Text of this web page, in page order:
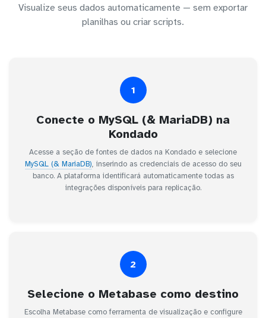
Visualize seus dados automaticamente — sem exportar
planilhas ou criar scripts.
1
Conecte o MySQL (& MariaDB) na
Kondado
Acesse a seção de fontes de dados na Kondado e selecione
MySQL (& MariaDB), inserindo as credenciais de acesso do seu
banco. A plataforma identificará automaticamente todas as
integrações disponíveis para replicação.
2
Selecione o Metabase como destino
Escolha Metabase como ferramenta de visualização e configure